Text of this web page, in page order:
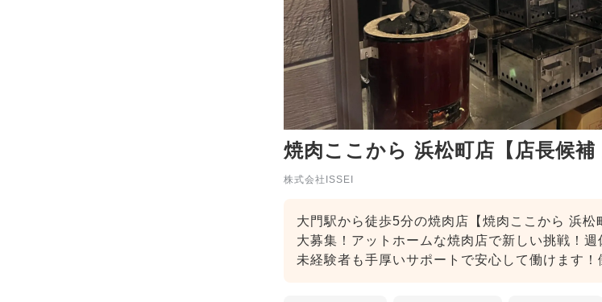
焼肉ここから 浜松町店【店長候補
株式会社ISSEI
大門駅から徒歩5分の焼肉店【焼肉ここから 浜松
大募集！アットホームな焼肉店で新しい挑戦！
未経験者も手厚いサポートで安心して働けます！